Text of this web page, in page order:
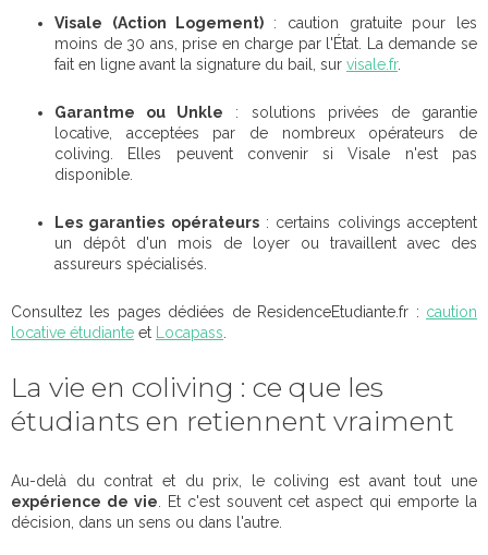
Visale (Action Logement) : caution gratuite pour les
moins de 30 ans, prise en charge par l'État. La demande se
fait en ligne avant la signature du bail, sur visale.fr.
Garantme ou Unkle : solutions privées de garantie
locative, acceptées par de nombreux opérateurs de
coliving. Elles peuvent convenir si Visale n'est pas
disponible.
Les garanties opérateurs: certains colivings acceptent
un dépôt d'un mois de loyer ou travaillent avec des
assureurs spécialisés.
Consultez les pages dédiées de ResidenceEtudiante.fr : caution
locative étudiante et Locapass
La vie en coliving : ce que les
étudiants en retiennent vraiment
Au-delà du contrat et du prix, le coliving est avant tout une
expérience de vie . Et c'est souvent cet aspect qui emporte la
décision, dans un sens ou dans l'autre.